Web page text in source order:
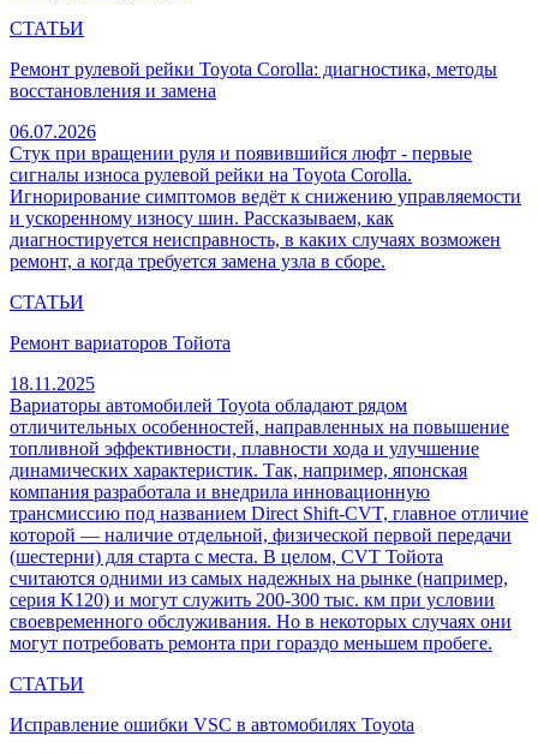
СТАТЬИ
Ремонт рулевой рейки Toyota Corolla: диагностика, методы
восстановления и замена
06.07.2026
Стук при вращении руля и появившийся люфт - первые
сигналы износа рулевой рейки на Toyota Corolla.
Игнорирование симптомов ведёт к снижению управляемости
и ускоренному износу шин. Рассказываем, как
диагностируется неисправность, в каких случаях возможен
ремонт, а когда требуется замена узла в сборе.
СТАТЬИ
Ремонт вариаторов Тойота
18.11.2025
Вариаторы автомобилей Toyota обладают рядом
отличительных особенностей, направленных на повышение
топливной эффективности, плавности хода и улучшение
динамических характеристик. Так, например, японская
компания разработала и внедрила инновационную
трансмиссию под названием Direct Shift-CVT, главное отличие
которой — наличие отдельной, физической первой передачи
(шестерни) для старта с места. В целом, CVT Тойота
считаются одними из самых надежных на рынке (например,
серия K120) и могут служить 200-300 тыс. км при условии
своевременного обслуживания. Но в некоторых случаях они
могут потребовать ремонта при гораздо меньшем пробеге.
СТАТЬИ
Исправление ошибки VSC в автомобилях Toyota